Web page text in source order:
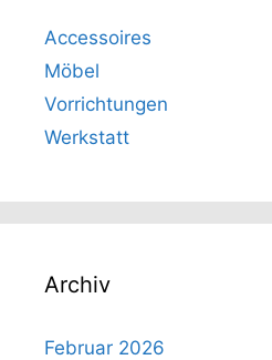
Accessoires
Möbel
Vorrichtungen
Werkstatt
Archiv
Februar 2026